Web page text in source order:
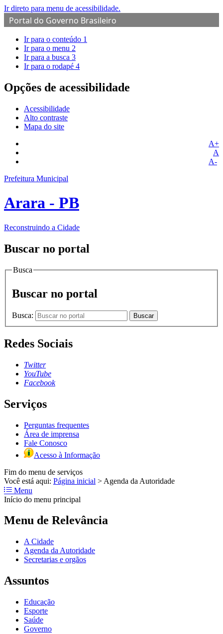
Ir direto para menu de acessibilidade.
Portal do Governo Brasileiro
Ir para o conteúdo 1
Ir para o menu 2
Ir para a busca 3
Ir para o rodapé 4
Opções de acessibilidade
Acessibilidade
Alto contraste
Mapa do site
A+
A
A-
Prefeitura Municipal
Arara - PB
Reconstruindo a Cidade
Buscar no portal
Busca
Buscar no portal
Busca: Buscar
Redes Sociais
Twitter
YouTube
Facebook
Serviços
Perguntas frequentes
Área de imprensa
Fale Conosco
Acesso à Informação
Fim do menu de serviços
Você está aqui: Página inicial > Agenda da Autoridade
Menu
Início do menu principal
Menu de Relevância
A Cidade
Agenda da Autoridade
Secretarias e orgãos
Assuntos
Educação
Esporte
Saúde
Governo